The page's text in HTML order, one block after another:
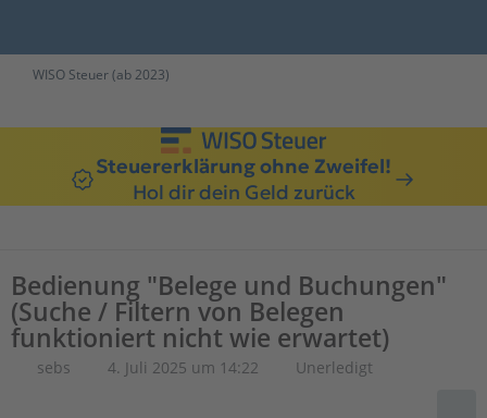
WISO Steuer (ab 2023)
Steuererklärung ohne Zweifel!
Hol dir dein Geld zurück
Bedienung "Belege und Buchungen"
(Suche / Filtern von Belegen
funktioniert nicht wie erwartet)
sebs 4. Juli 2025 um 14:22 Unerledigt